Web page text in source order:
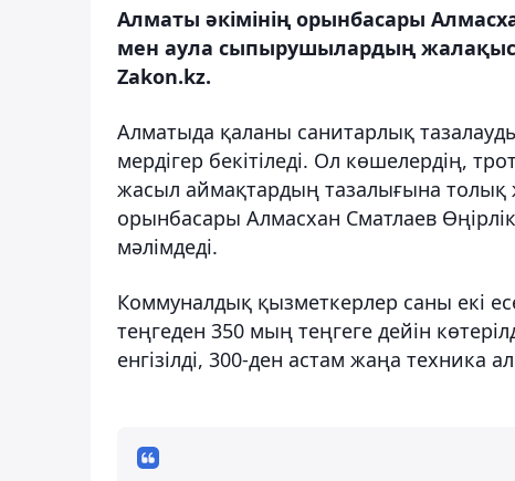
Алматы әкімінің орынбасары
мен аула сыпырушылардың
Zakon.kz.
Алматыда қаланы санитарлық
мердігер бекітіледі. Ол көшелердің,
жасыл аймақтардың тазалығына толық
орынбасары Алмасхан Сматлаев
мәлімдеді.
Коммуналдық қызметкерлер саны екі
теңгеден 350 мың теңгеге дейін
енгізілді, 300-ден астам жаңа техника